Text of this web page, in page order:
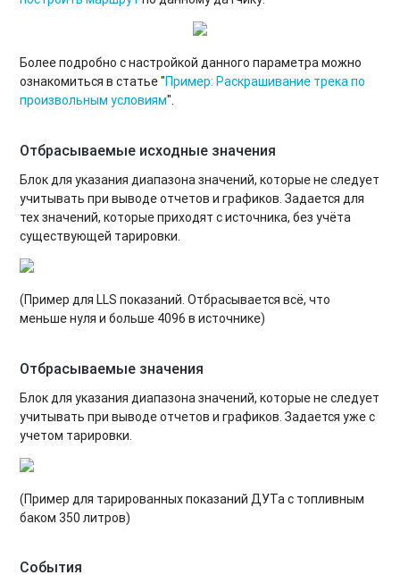
Более подробно с настройкой данного параметра можно
ознакомиться в статье "Пример: Раскрашивание трека по
произвольным условиям".
Отбрасываемые исходные значения
Блок для указания диапазона значений, которые не следует
учитывать при выводе отчетов и графиков. Задается для
тех значений, которые приходят с источника, без учёта
существующей тарировки.
(Пример для LLS показаний. Отбрасывается всё, что
меньше нуля и больше 4096 в источнике)
Отбрасываемые значения
Блок для указания диапазона значений, которые не следует
учитывать при выводе отчетов и графиков. Задается уже с
учетом тарировки.
(Пример для тарированных показаний ДУТа с топливным
баком 350 литров)
События